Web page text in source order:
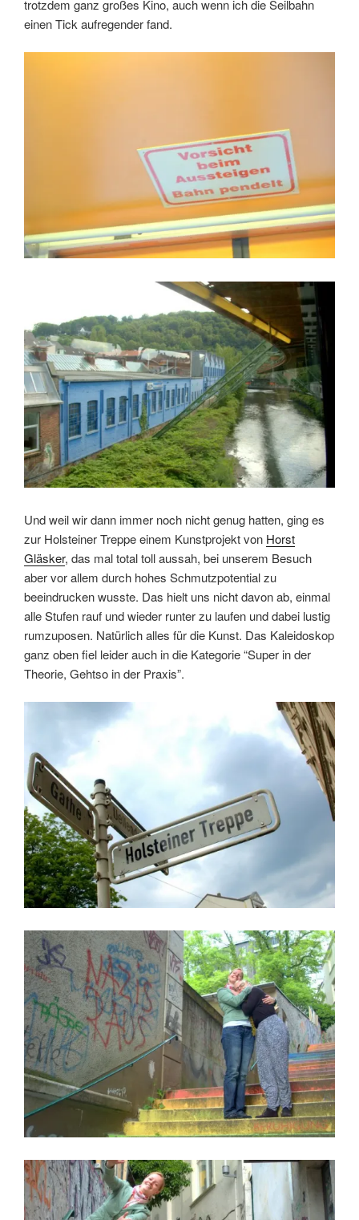
trotzdem ganz großes Kino, auch wenn ich die Seilbahn
einen Tick aufregender fand.
Und weil wir dann immer noch nicht genug hatten, ging es
zur Holsteiner Treppe einem Kunstprojekt von Horst
Gläsker, das mal total toll aussah, bei unserem Besuch
aber vor allem durch hohes Schmutzpotential zu
beeindrucken wusste. Das hielt uns nicht davon ab, einmal
alle Stufen rauf und wieder runter zu laufen und dabei lustig
rumzuposen. Natürlich alles für die Kunst. Das Kaleidoskop
ganz oben fiel leider auch in die Kategorie “Super in der
Theorie, Gehtso in der Praxis”.